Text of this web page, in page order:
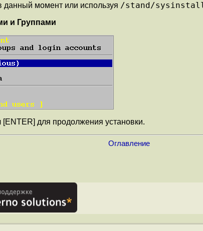
данный момент или используя /stand/
и Группами
для продолжения установки.
Оглавление